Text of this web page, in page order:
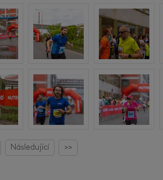
Následující >>